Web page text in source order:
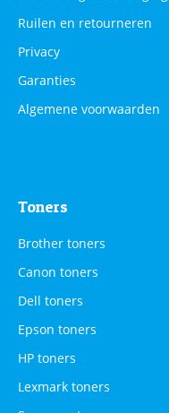
Ruilen en retourneren
Privacy
Garanties
Algemene voorwaarden
Toners
Brother toners
Canon toners
Dell toners
Epson toners
HP toners
Lexmark toners